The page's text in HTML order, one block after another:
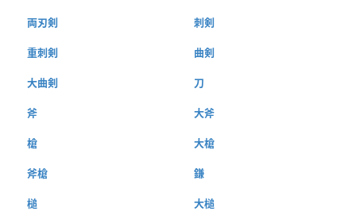
両刃剣 刺剣
重刺剣 曲剣
大曲剣 刀
斧 大斧
槍 大槍
斧槍 鎌
槌 大槌